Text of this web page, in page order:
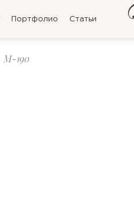
Портфолио Статьи
M-190